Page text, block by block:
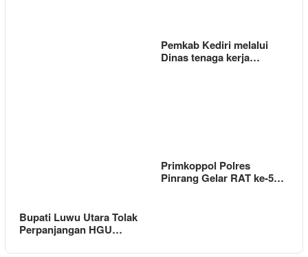
Pemkab Kediri melalui
Dinas tenaga kerja…
Bupati Luwu Utara Tolak
Perpanjangan HGU…
Primkoppol Polres
Pinrang Gelar RAT ke-5…